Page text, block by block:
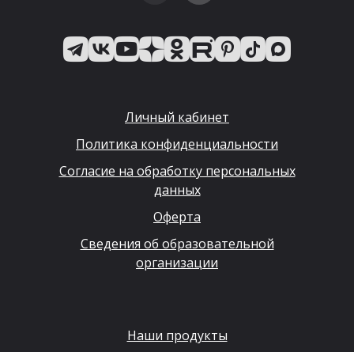
Личный кабинет
Политика конфиденциальности
Согласие на обработку персональных
данных
Оферта
Сведения об образовательной
организации
Наши продукты